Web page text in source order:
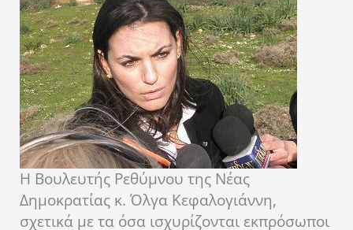
Η Βουλευτής Ρεθύμνου της Νέας
Δημοκρατίας κ. Όλγα Κεφαλογιάννη,
σχετικά με τα όσα ισχυρίζονται εκπρόσωποι